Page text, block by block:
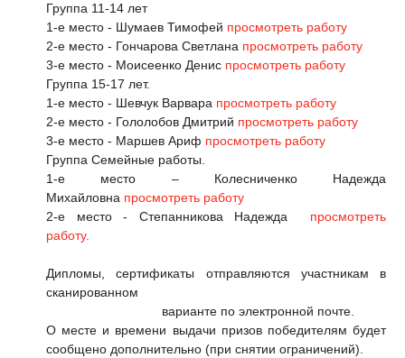
Группа 11-14 лет
1-е место - Шумаев Тимофей просмотреть работу
2-е место - Гончарова Светлана просмотреть работу
3-е место - Моисеенко Денис просмотреть работу
Группа 15-17 лет.
1-е место - Шевчук Варвара просмотреть работу
2-е место - Гололобов Дмитрий просмотреть работу
3-е место - Маршев Ариф просмотреть работу
Группа Семейные работы.
1-е место – Колесниченко Надежда
Михайловна просмотреть работу
2-е место - Степанникова Надежда просмотреть
работу.
Дипломы, сертификаты отправляются участникам в
сканированном
варианте по электронной почте.
О месте и времени выдачи призов победителям будет
сообщено дополнительно (при снятии ограничений).